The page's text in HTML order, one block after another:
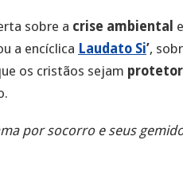
sobre a crise ambiental
a encíclica Laudato Si’,
os cristãos sejam
por socorro e seus